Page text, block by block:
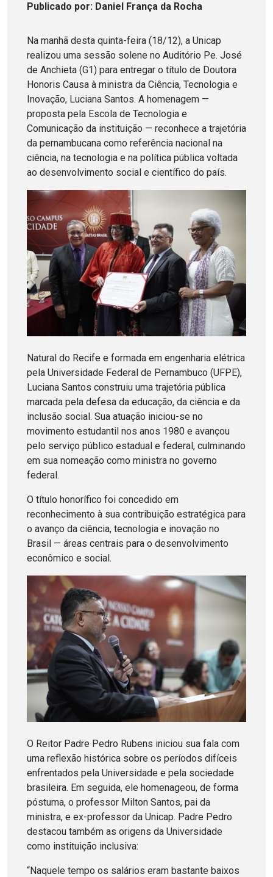
Publicado por: Daniel França da Rocha
Na manhã desta quinta-feira (18/12), a Unicap
realizou uma sessão solene no Auditório Pe. José
de Anchieta (G1) para entregar o título de Doutora
Honoris Causa à ministra da Ciência, Tecnologia e
Inovação, Luciana Santos. A homenagem —
proposta pela Escola de Tecnologia e
Comunicação da instituição — reconhece a trajetória
da pernambucana como referência nacional na
ciência, na tecnologia e na política pública voltada
ao desenvolvimento social e científico do país.
Natural do Recife e formada em engenharia elétrica
pela Universidade Federal de Pernambuco (UFPE),
Luciana Santos construiu uma trajetória pública
marcada pela defesa da educação, da ciência e da
inclusão social. Sua atuação iniciou-se no
movimento estudantil nos anos 1980 e avançou
pelo serviço público estadual e federal, culminando
em sua nomeação como ministra no governo
federal.
O título honorífico foi concedido em
reconhecimento à sua contribuição estratégica para
o avanço da ciência, tecnologia e inovação no
Brasil — áreas centrais para o desenvolvimento
econômico e social.
O Reitor Padre Pedro Rubens iniciou sua fala com
uma reflexão histórica sobre os períodos difíceis
enfrentados pela Universidade e pela sociedade
brasileira. Em seguida, ele homenageou, de forma
póstuma, o professor Milton Santos, pai da
ministra, e ex-professor da Unicap. Padre Pedro
destacou também as origens da Universidade
como instituição inclusiva:
“Naquele tempo os salários eram bastante baixos